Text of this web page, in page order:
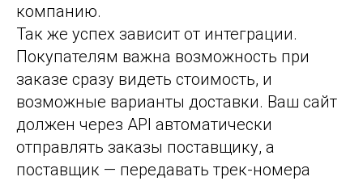
компанию.
Так же успех зависит от интеграции.
Покупателям важна возможность при
заказе сразу видеть стоимость, и
возможные варианты доставки. Ваш сайт
должен через API автоматически
отправлять заказы поставщику, а
поставщик — передавать трек-номера